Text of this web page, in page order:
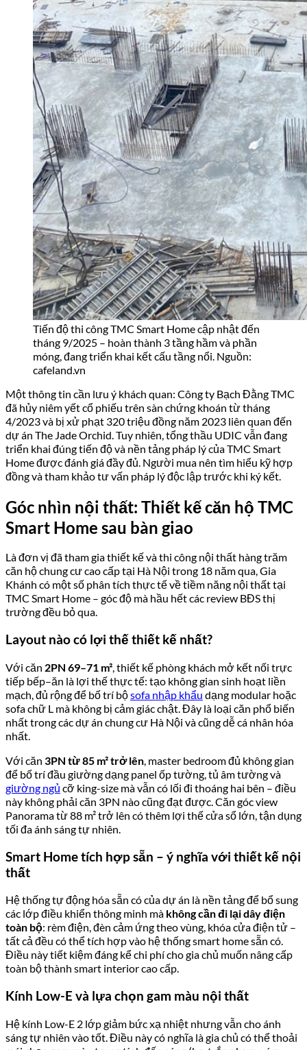
Một thông tin cần lưu ý khách quan: Công ty Bạch Đằng TMC
đã hủy niêm yết cổ phiếu trên sàn chứng khoán từ tháng
4/2023 và bị xử phạt 320 triệu đồng năm 2023 liên quan đến
dự án The Jade Orchid. Tuy nhiên, tổng thầu UDIC vẫn đang
triển khai đúng tiến độ và nền tảng pháp lý của TMC Smart
Home được đánh giá đầy đủ. Người mua nên tìm hiểu kỹ hợp
đồng và tham khảo tư vấn pháp lý độc lập trước khi ký kết.
Góc nhìn nội thất: Thiết kế căn hộ TMC
Smart Home sau bàn giao
Là đơn vị đã tham gia thiết kế và thi công nội thất hàng trăm
căn hộ chung cư cao cấp tại Hà Nội trong 18 năm qua, Gia
Khánh có một số phân tích thực tế về tiềm năng nội thất tại
TMC Smart Home – góc độ mà hầu hết các review BĐS thị
trường đều bỏ qua.
Layout nào có lợi thế thiết kế nhất?
Với căn2PN 69–71 m², thiết kế phòng khách mở kết nối trực
tiếp bếp–ăn là lợi thế thực tế: tạo không gian sinh hoạt liền
mạch, đủ rộng để bố trí bộsofa nhập khẩudạng modular hoặc
sofa chữ L mà không bị cảm giác chật. Đây là loại căn phổ biến
nhất trong các dự án chung cư Hà Nội và cũng dễ cá nhân hóa
Với căn3PN từ 85 m² trở lên
để bố trí đầu giường dạng panel ốp tường, tủ âm tường và
giường ngủcỡ king-size mà vẫn có lối đi thoáng hai bên – điều
này không phải căn 3PN nào cũng đạt được. Căn góc view
Panorama từ 88 m² trở lên có thêm lợi thế cửa sổ lớn, tận dụng
tối đa ánh sáng tự nhiên.
Smart Home tích hợp sẵn – ý nghĩa với thiết kế nội
thất
Hệ thống tự động hóa sẵn có của dự án là nền tảng để bổ sung
các lớp điều khiển thông minh màkhông cần đi lại dây điện
tất cả đều có thể tích hợp vào hệ thống smart home sẵn có.
Điều này tiết kiệm đáng kể chi phí cho gia chủ muốn nâng cấp
toàn bộ thành smart interior cao cấp.
Kính Low-E và lựa chọn gam màu nội thất
Hệ kính Low-E 2 lớp giảm bức xạ nhiệt nhưng vẫn cho ánh
mái chọn gam màu trung tính đến sáng (be, trắng kem, xám
nhạt, xanh bụi) mà không lo không gian bị nóng về mùa hè hay
tối về mùa đông – lợi thế lớn so với các dự án dùng kính đơn
thông thường.
Chi phí hoàn thiện bổ sung ước tính
Dù đã bàn giao full nội thất liền tường, nhiều gia chủ vẫn muốn
cá nhân hóa không gian: ốp tường đầu giường, thay bộ sofa
theo phong cách riêng, bổ sung kệ nổi phòng khách, thêm tủ âm
tường phòng ngủ. Dựa trên kinh nghiệm thực tế thi công tại
các dự án tương đương:
thường từ150–300 triệu đồngtùy mức độ tùy chỉnh
ốp trang trí
Đây là con số phục vụ tham khảo – ngân sách thực tế phụ
thuộc vào phong cách, thương hiệu nội thất và mức độ tùy
chỉnh cụ thể của từng căn.
Ưu điểm & Nhược điểm chung cư TMC
Smart Home
Ưu điểm